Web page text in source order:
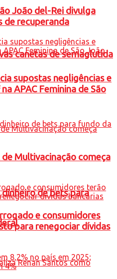
canetas de semaglutida
de bets para
João del-Rei divulga
de recuperanda
supostas negligências e
APAC Feminina de São
Multivacinação começa
e consumidores
para renegociar dívidas